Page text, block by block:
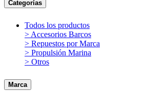
Categorías
Todos los productos
> Accesorios Barcos
> Repuestos por Marca
> Propulsión Marina
> Otros
Marca